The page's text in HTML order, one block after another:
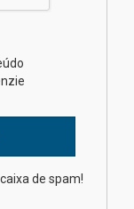
ressalta
e
do câncer
de spam!